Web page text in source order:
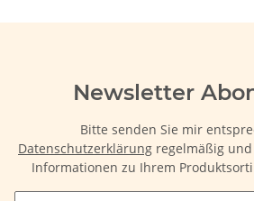
Newsletter
Bitte senden Sie mir
Datenschutzerklärung regelmäßig
Informationen zu Ihrem